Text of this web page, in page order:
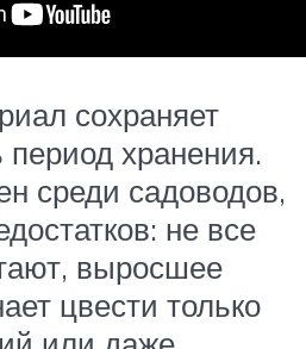
сохраняет
период хранения.
среди садоводов,
не все
выросшее
цвести только